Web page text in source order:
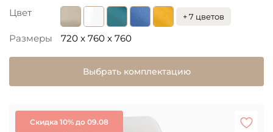
Цвет + 7 цветов
Размеры 720 x 760 x 760
Выбрать комплектацию
Скидка 10% до 09.08